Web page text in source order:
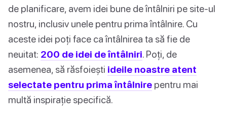
de planificare, avem idei bune de întâlniri pe site-ul
nostru, inclusiv unele pentru prima întâlnire. Cu
aceste idei poți face ca întâlnirea ta să fie de
neuitat: 200 de idei de întâlniri. Poți, de
asemenea, să răsfoiești ideile noastre atent
selectate pentru prima întâlnire pentru mai
multă inspirație specifică.